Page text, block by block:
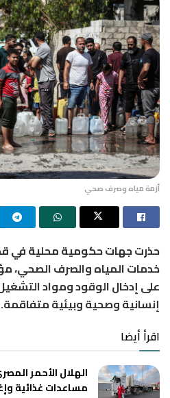
أزمة مياه وصرف صحي
حذرت جهات حكومية محلية في
خدمات المياه والصرف الصحي،
على إدخال الوقود ومواد
إنسانية وصحية وبيئية متفاقمة.
اقرأ أيضا
مساعدات غذائية